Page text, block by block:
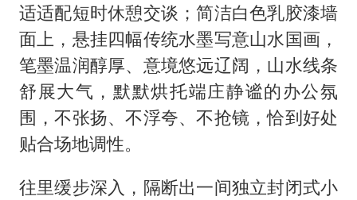
适适配短时休憩交谈；简洁白色乳胶漆墙
面上，悬挂四幅传统水墨写意山水国画，
笔墨温润醇厚、意境悠远辽阔，山水线条
舒展大气，默默烘托端庄静谧的办公氛
围，不张扬、不浮夸、不抢镜，恰到好处
贴合场地调性。
往里缓步深入，隔断出一间独立封闭式小